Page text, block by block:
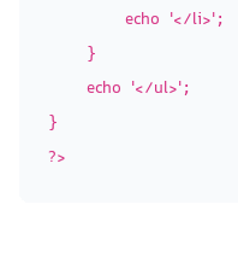
echo '</li>';
    }
echo '</ul>';
?>